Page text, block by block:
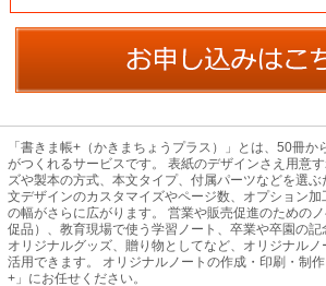
「書きま帳+（かきまちょうプラス）」とは、50冊か
がつくれるサービスです。 表紙のデザインさえ用意
ズや製本の方式、本文タイプ、付属パーツなどを選
文デザインのカスタマイズやページ数、オプション加
の幅がさらに広がります。 営業や販売促進のための
促品）、教育現場で使う学習ノート、卒業や卒園の
オリジナルグッズ、贈り物としてなど、オリジナル
活用できます。 オリジナルノートの作成・印刷・制
+」にお任せください。